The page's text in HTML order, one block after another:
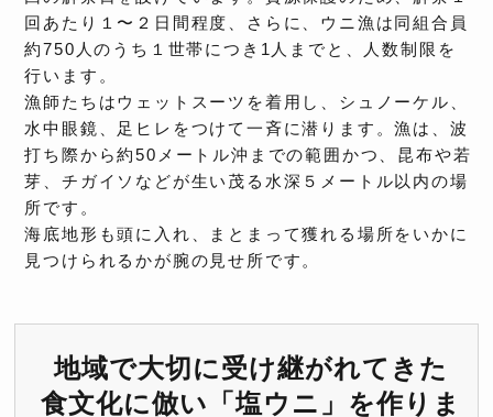
回あたり１〜２日間程度、さらに、ウニ漁は同組合員
約750人のうち１世帯につき1人までと、人数制限を
行います。
漁師たちはウェットスーツを着用し、シュノーケル、
水中眼鏡、足ヒレをつけて一斉に潜ります。漁は、波
打ち際から約50メートル沖までの範囲かつ、昆布や若
芽、チガイソなどが生い茂る水深５メートル以内の場
所です。
海底地形も頭に入れ、まとまって獲れる場所をいかに
見つけられるかが腕の見せ所です。
地域で大切に受け継がれてきた
食文化に倣い「塩ウニ」を作りま